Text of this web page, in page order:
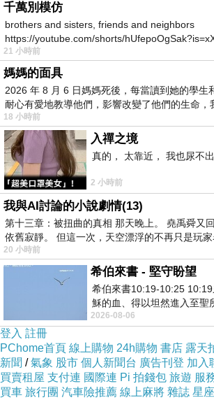
結果發現這邊買
尚黑) 15.6吋筆記型電腦真的挺划
再加上折價卷...買起來就是爽！
而且在有保障的大平台，可退、
安心啦！
另外跟大家說 ASUS K56CM-
黑) 15.6吋筆記型電腦 真的很夯
看到便宜就要快衝
有可能下一分鐘就缺貨了！！
其他價格的部份及細節寫在這邊！
商品的介紹寫在下面可以先稍微
千萬別模仿
brothers and sisters, friends and neighbors
https://youtube.com/shorts/
https
21 小時前
媽媽的面具
2026 年 8 月 6 日媽媽死後，每當讀到她的學生
耐心有愛地教導他們，影響改變了他們的生命，
18 小時前
入禪之境
真的， 太靠近， 我也尿不出
2 小時前
我與AI討論的小說劇情(13)
第十三章：被扭曲的真相 那天晚上。 堯禹舜又
依舊寂靜。 但這一次，天空漂浮的不再只是玩
20 小時前
希伯來書 - 堅守盼望
希伯來書10:19-10:25
穌的血、得以坦然進入至聖
我們開了一條又新又活的路
2026-08-06
登入 註冊
PChome首頁 線上購物 24h購物 書店 露天
新聞 /氣象 股市 個人新聞台 廣告刊登 加入
買賣租屋 支付連 國際連 Pi 拍錢包 旅遊 服
買車 旅行團 汽車險推薦 線上麻將 雜誌 星